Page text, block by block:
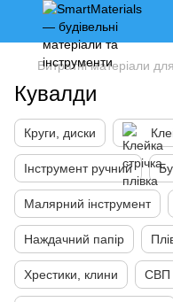
Витратні матеріали
Кувалди
Круги, диски
Інструмент ручний
Малярний інструмент
Наждачний папір
Хрестики, клини СВП